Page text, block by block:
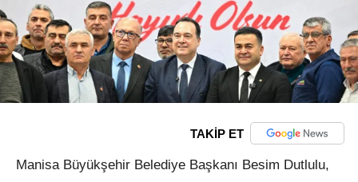
TAKİP ET
Manisa Büyükşehir Belediye Başkanı Besim Dutlulu,